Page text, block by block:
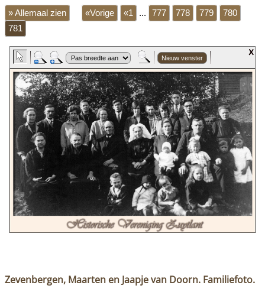
» Allemaal zien «Vorige «1 ... 777 778 779
780
781
Zevenbergen, Maarten en Jaapje van Doorn. Familiefoto.